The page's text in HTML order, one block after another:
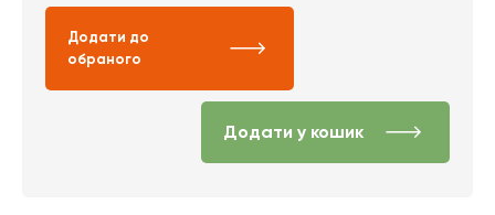
Додати до
обраного
Додати у кошик